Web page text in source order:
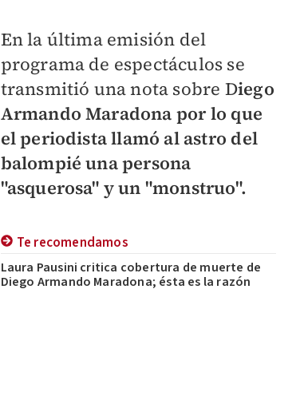
En la última emisión del
programa de espectáculos se
transmitió una nota sobre Diego
Armando Maradona por lo que
el periodista llamó al astro del
balompié una persona
"asquerosa" y un "monstruo".
Te recomendamos
Laura Pausini critica cobertura de muerte de
Diego Armando Maradona; ésta es la razón